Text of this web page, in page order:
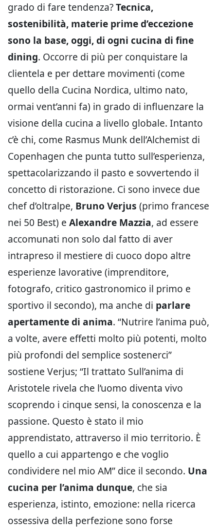
grado di fare tendenza?Tecnica,
sostenibilità, materie prime d’eccezione
sono la base, oggi, di ogni cucina di fine
dining. Occorre di più per conquistare la
clientela e per dettare movimenti (come
quello della Cucina Nordica, ultimo nato,
ormai vent’anni fa) in grado di influenzare la
visione della cucina a livello globale. Intanto
c’è chi, come Rasmus Munk dell’Alchemist di
Copenhagen che punta tutto sull’esperienza,
spettacolarizzando il pasto e sovvertendo il
concetto di ristorazione. Ci sono invece due
chef d’oltralpe, Bruno Verjus (primo francese
nei 50 Best) e Alexandre Mazzia, ad essere
accomunati non solo dal fatto di aver
intrapreso il mestiere di cuoco dopo altre
esperienze lavorative (imprenditore,
fotografo, critico gastronomico il primo e
sportivo il secondo), ma anche di parlare
apertamente di anima. “Nutrire l’anima può,
a volte, avere effetti molto più potenti, molto
più profondi del semplice sostenerci”
sostiene Verjus; “Il trattato Sull’anima di
Aristotele rivela che l’uomo diventa vivo
scoprendo i cinque sensi, la conoscenza e la
passione. Questo è stato il mio
apprendistato, attraverso il mio territorio. È
quello a cui appartengo e che voglio
condividere nel mio AM” dice il secondo. Una
cucina per l’anima dunque, che sia
esperienza, istinto, emozione: nella ricerca
ossessiva della perfezione sono forse